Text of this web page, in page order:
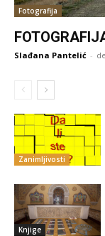
Fotografija
Slađana Pantelić -
Zanimljivosti
Knjige